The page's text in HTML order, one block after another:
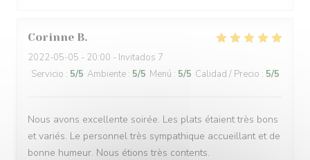
Corinne B
2022-05-05 - 20:00 - Invitados 7
Servicio : 5/5 Ambiente : 5/5 Menú : 5/5 Calidad / Precio : 5/5
Nous avons excellente soirée. Les plats étaient très bons
et variés. Le personnel très sympathique accueillant et de
bonne humeur. Nous étions très contents.